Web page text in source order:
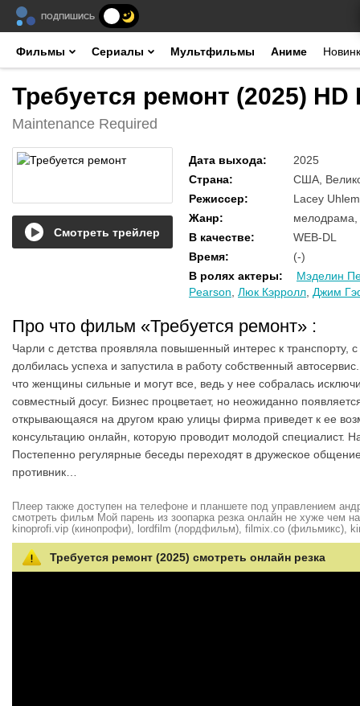
ПОДПИШИСЬ
Фильмы Сериалы Мультфильмы Аниме
Требуется ремонт (2025) HD
Maintenance Required
Смотреть трейлер
Дата выхода:
2025
Страна:
США,
Режиссер:
Lacey
Жанр:
мелодрама,
В качестве:
WEB-DL
Время:
(-)
В ролях актеры:
Мэделин
Pearson Люк Кэрролл Джим
Про что фильм «Требуется ремонт» :
Чарли с детства проявляла повышенный интерес к транспорту,
долбилась успеха и запустила в работу собственный
что женщины сильные и могут все, ведь у нее собралась
совместный досуг. Бизнес процветает, но неожиданно
открывающаяся на другом краю улицы фирма приведет к ее
консультацию онлайн, которую проводит молодой
Постепенно регулярные беседы переходят в дружеское
противник…
Плеер также доступен на телефоне и планшете под управлением
смотреть фильм Мой парень из зоопарка резка онлайн не хуже чем
kinoprofi.vip (кинопрофи), lordfilm (лордфильм), filmix.co (фильмикс),
Требуется ремонт (2025) смотреть онлайн резка